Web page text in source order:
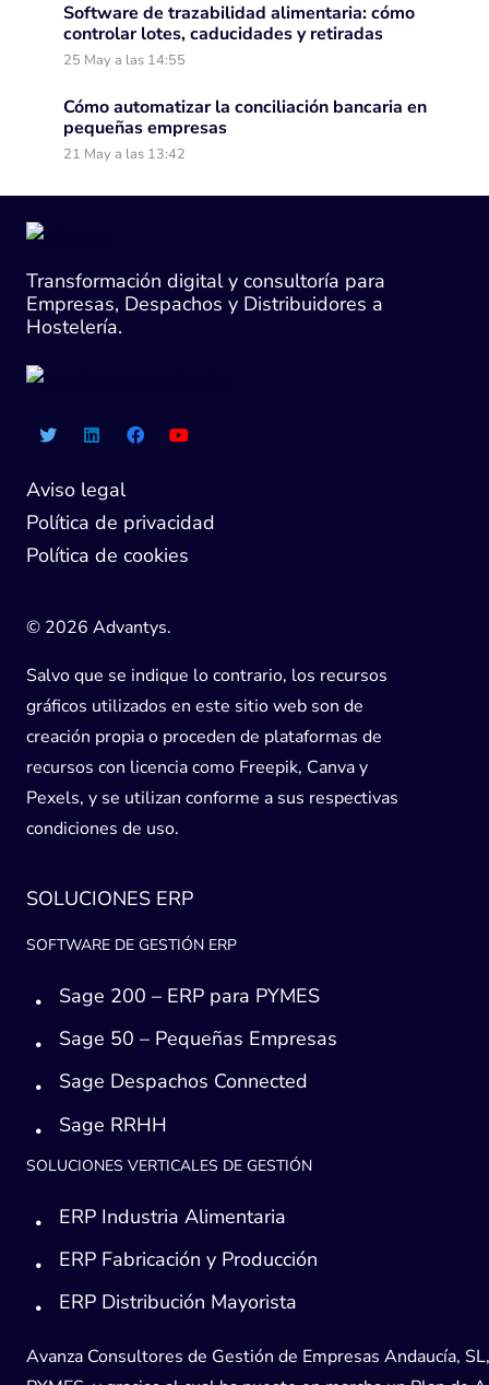
Software de trazabilidad alimentaria: cómo
controlar lotes, caducidades y retiradas
25 May a las 14:55
Cómo automatizar la conciliación bancaria en
pequeñas empresas
21 May a las 13:42
Transformación digital y consultoría para
Empresas, Despachos y Distribuidores a
Hostelería.
Aviso legal
Política de privacidad
Política de cookies
© 2026 Advantys.
Salvo que se indique lo contrario, los recursos
gráficos utilizados en este sitio web son de
creación propia o proceden de plataformas de
recursos con licencia como Freepik, Canva y
Pexels, y se utilizan conforme a sus respectivas
condiciones de uso.
SOLUCIONES ERP
SOFTWARE DE GESTIÓN ERP
Sage 200 – ERP para PYMES
Sage 50 – Pequeñas Empresas
Sage Despachos Connected
Sage RRHH
SOLUCIONES VERTICALES DE GESTIÓN
ERP Industria Alimentaria
ERP Fabricación y Producción
ERP Distribución Mayorista
Avanza Consultores de Gestión de Empresas Andaucía,